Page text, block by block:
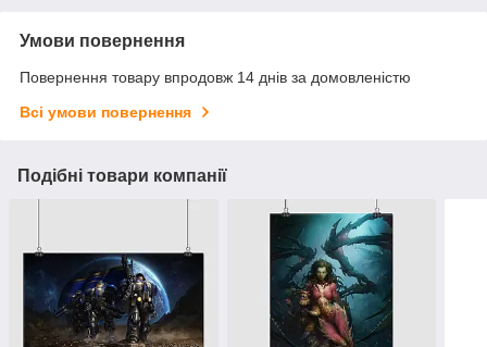
Умови повернення
Повернення товару впродовж 14 днів за домовленістю
Всі умови повернення
Подібні товари компанії